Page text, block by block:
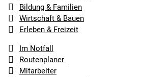
Bildung & Familien
Wirtschaft & Bauen
Erleben & Freizeit
Im Notfall
Routenplaner
Mitarbeiter